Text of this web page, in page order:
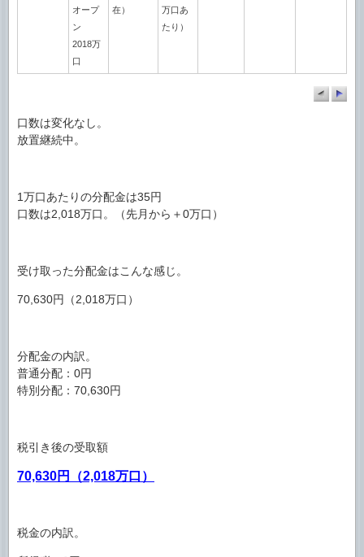
オープ
ン
2018万
口
在）
万口あ
たり）
口数は変化なし。
放置継続中。
1万口あたりの分配金は35円
口数は2,018万口。（先月から＋0万口）
受け取った分配金はこんな感じ。
70,630円（2,018万口）
分配金の内訳。
普通分配：0円
特別分配：70,630円
税引き後の受取額
70,630円（2,018万口）
税金の内訳。